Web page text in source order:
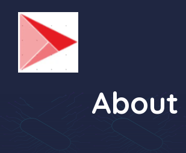
contenido
About